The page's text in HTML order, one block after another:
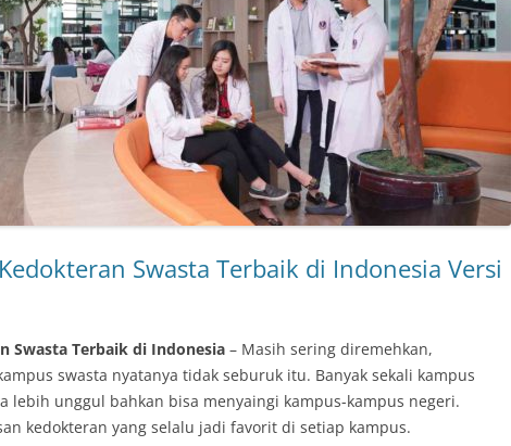
Swasta Terbaik di Indonesia Versi
Swasta Terbaik di Indonesia – Masih sering diremehkan,
swasta nyatanya tidak seburuk itu. Banyak sekali kampus
lebih unggul bahkan bisa menyaingi kampus-kampus negeri.
kedokteran yang selalu jadi favorit di setiap kampus.